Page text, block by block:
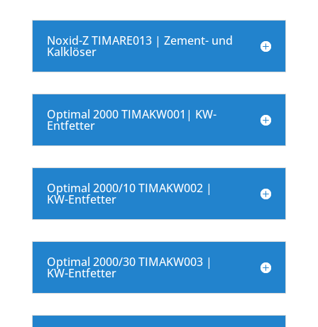
Noxid-Z TIMARE013 | Zement- und
Kalklöser
Optimal 2000 TIMAKW001| KW-
Entfetter
Optimal 2000/10 TIMAKW002 |
KW-Entfetter
Optimal 2000/30 TIMAKW003 |
KW-Entfetter